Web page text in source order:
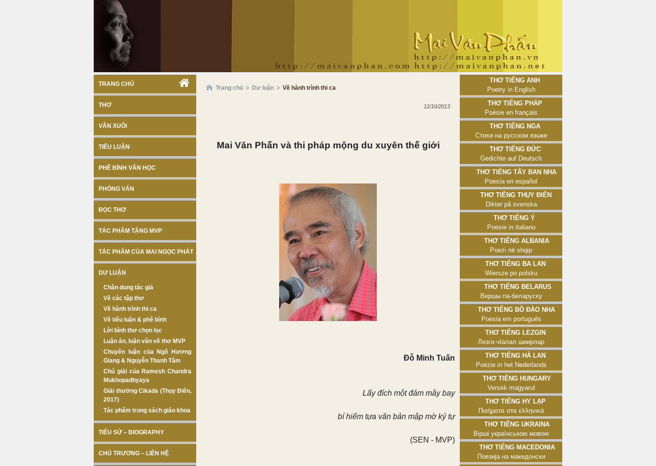
TRANG CHỦ
THƠ
VĂN XUÔI
TIỂU LUẬN
PHÊ BÌNH VĂN HỌC
PHỎNG VẤN
ĐỌC THƠ
TÁC PHẨM TẶNG MVP
TÁC PHẨM CỦA MAI NGỌC PHÁT
DƯ LUẬN
Chân dung tác giả
Về các tập thơ
Về hành trình thi ca
Về tiểu luận & phê bình
Lời bình thơ chọn lọc
Luận án, luận văn về thơ MVP
Chuyên luận của Ngô Hương
Giang & Nguyễn Thanh Tâm
Chú giải của Ramesh Chandra
Mukhopadhyaya
Giải thưởng Cikada (Thụy Điển,
2017)
Tác phẩm trong sách giáo khoa
TIỂU SỬ – BIOGRAPHY
CHỦ TRƯƠNG – LIÊN HỆ
Trang chủ Dư luận Về hành trình thi ca
12/10/2013
Mai Văn Phấn và thi pháp mộng du xuyên thế giới
Đỗ Minh Tuấn
Lấy đích một đám mây bay
bí hiểm tựa văn bản mập mờ ký tự
(SEN - MVP)
Thơ tiếng Anh
Poetry in English
Thơ tiếng Pháp
Poésie en français
Thơ tiếng Nga
Стихи на русском языке
Thơ tiếng Đức
Gedichte auf Deutsch
Thơ tiếng Tây Ban Nha
Poesía en español
Thơ tiếng Thụy Điển
Dikter på svenska
Thơ tiếng Ý
Poesie in italiano
Thơ tiếng Albania
Poezi në shqip
Thơ tiếng Ba Lan
Wiersze po polsku
Thơ tiếng Belarus
Вершы па-беларуску
Thơ tiếng Bồ Đào Nha
Poesia em português
Thơ tiếng Lezgin
Лезги чӀалал шиирлар
Thơ tiếng Hà Lan
Poëzie in het Nederlands
Thơ tiếng Hungary
Versek magyarul
Thơ tiếng Hy Lạp
Ποιήματα στα ελληνικά
Thơ tiếng Ukraina
Вірші українською мовою
Thơ tiếng Macedonia
Поезија на македонски